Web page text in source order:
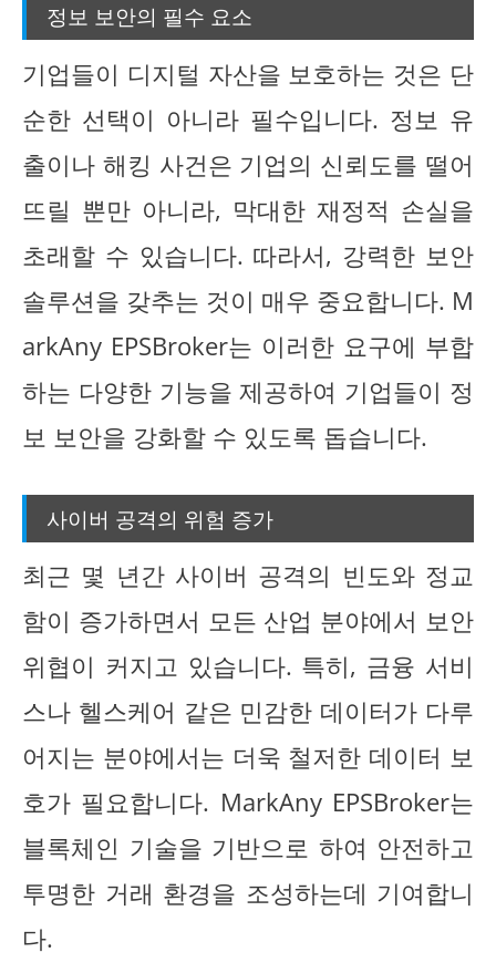
정보 보안의 필수 요소
기업들이 디지털 자산을 보호하는 것은 단
순한 선택이 아니라 필수입니다. 정보 유
출이나 해킹 사건은 기업의 신뢰도를 떨어
뜨릴 뿐만 아니라, 막대한 재정적 손실을
초래할 수 있습니다. 따라서, 강력한 보안
솔루션을 갖추는 것이 매우 중요합니다. M
arkAny EPSBroker는 이러한 요구에 부합
하는 다양한 기능을 제공하여 기업들이 정
보 보안을 강화할 수 있도록 돕습니다.
사이버 공격의 위험 증가
최근 몇 년간 사이버 공격의 빈도와 정교
함이 증가하면서 모든 산업 분야에서 보안
위협이 커지고 있습니다. 특히, 금융 서비
스나 헬스케어 같은 민감한 데이터가 다루
어지는 분야에서는 더욱 철저한 데이터 보
호가 필요합니다. MarkAny EPSBroker는
블록체인 기술을 기반으로 하여 안전하고
투명한 거래 환경을 조성하는데 기여합니
다.